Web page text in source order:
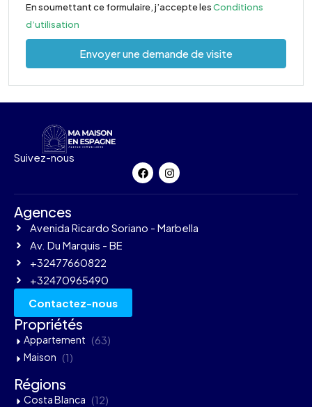
En soumettant ce formulaire, j’accepte lesConditions
d’utilisation
Envoyer une demande de visite
Suivez-nous
Agences
Avenida Ricardo Soriano - Marbella
Av. Du Marquis - BE
+32477660822
+32470965490
Contactez-nous
Propriétés
Appartement (63)
Maison (1)
Régions
Costa Blanca (12)